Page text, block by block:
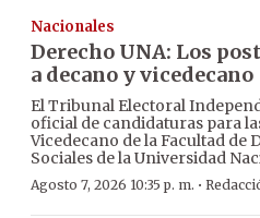
Nacionales
Derecho UNA: Los
a decano y vicedecano
El Tribunal Electoral
oficial de candidaturas para
Vicedecano de la Facultad de
Sociales de la Universidad
Agosto 7, 2026 10:35 p. m. ·